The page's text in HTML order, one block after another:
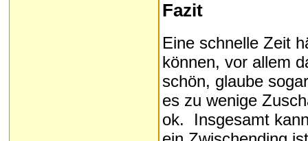
Fazit
Eine schnelle Zeit
können, vor allem
schön, glaube
es zu wenige
ok. Insgesamt